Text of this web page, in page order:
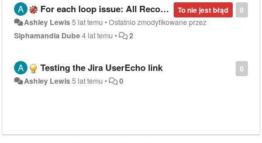
0
To nie jest błąd
For each loop issue: All Recordset index values not passing into child workflow
Ashley Lewis5 lat temu •Ostatnio zmodyfikowane przez
Siphamandla Dube4 lat temu • 2
0
Testing the Jira UserEcho link
Ashley Lewis5 lat temu • 0